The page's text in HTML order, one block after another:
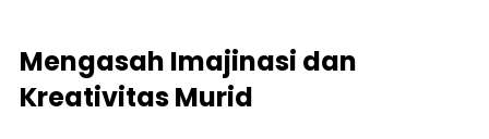
Mengasah Imajinasi dan
Kreativitas Murid